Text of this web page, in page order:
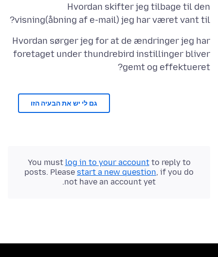
Hvordan skifter jeg tilbage til den
visning(åbning af e-mail) jeg har været vant til?
Hvordan sørger jeg for at de ændringer jeg har
foretaget under thundrebird instillinger bliver
gemt og effektueret?
גם לי יש את הבעיה הזו
You must log in to your accountto reply to
posts. Please start a new question, if you do
not have an account yet.